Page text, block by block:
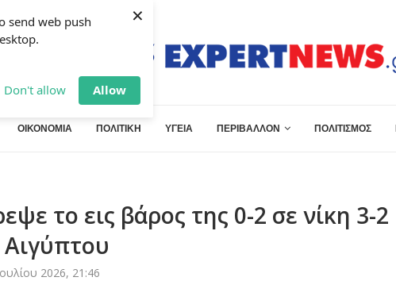
send web push
Don't allow Allow
×
ΟΙΚΟΝΟΜΙΑ ΠΟΛΙΤΙΚΗ ΥΓΕΙΑ ΠΕΡΙΒΑΛΛΟΝ ΠΟΛΙΤΙΣΜΟΣ
το εις βάρος της 0-2 σε νίκη 3-2
2026, 21:46